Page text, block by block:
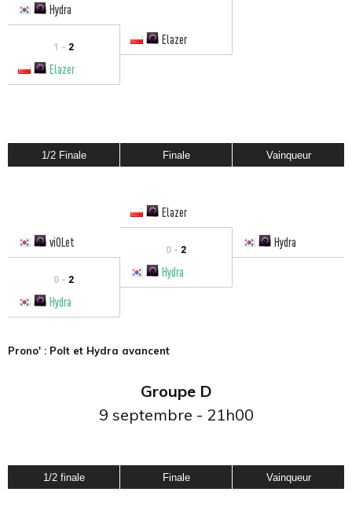
Hydra
1 - 2
Elazer
Elazer
1/2 Finale Finale Vainqueur
Elazer
viOLet
0 - 2 Hydra
0 - 2
Hydra
Hydra
Prono' : Polt et Hydra avancent
Groupe D
9 septembre - 21h00
1/2 finale Finale Vainqueur